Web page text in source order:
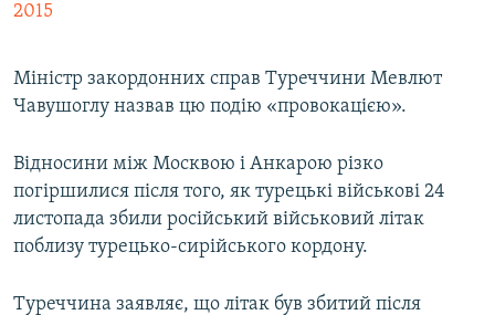
2015
Міністр закордонних справ Туреччини Мевлют
Чавушоглу назвав цю подію «провокацією».
Відносини між Москвою і Анкарою різко
погіршилися після того, як турецькі військові 24
листопада збили російський військовий літак
поблизу турецько-сирійського кордону.
Туреччина заявляє, що літак був збитий після